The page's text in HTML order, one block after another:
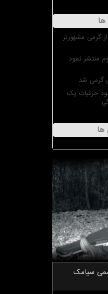
مشهورتر
منتشر نمود
گرمی شد
جزئیات یک
ها
سیامك